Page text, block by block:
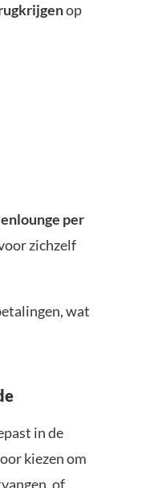
op
per
zichzelf
wat
in de
kiezen om
of